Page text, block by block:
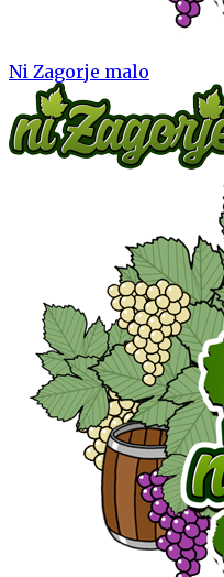
Ni Zagorje malo